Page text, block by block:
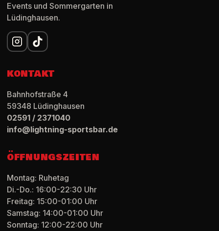
Events und Sommergarten in
Lüdinghausen.
KONTAKT
Bahnhofstraße 4
59348 Lüdinghausen
02591 / 2371040
info@lightning-sportsbar.de
ÖFFNUNGSZEITEN
Montag: Ruhetag
Di.-Do.: 16:00-22:30 Uhr
Freitag: 15:00-01:00 Uhr
Samstag: 14:00-01:00 Uhr
Sonntag: 12:00-22:00 Uhr